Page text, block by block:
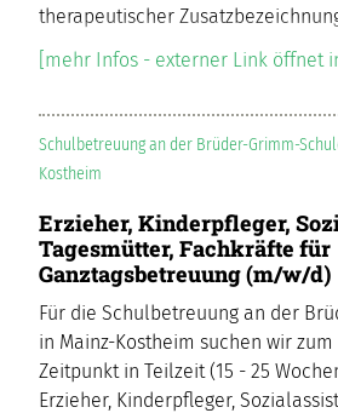
therapeutischer
[mehr Infos - externer Link öffnet
Schulbetreuung an der Brüder-Grimm-
Kostheim
Erzieher, Kinderpfleger,
Tagesmütter, Fachkräfte für
Ganztagsbetreuung (m/w/d)
Für die Schulbetreuung an der
in Mainz-Kostheim suchen wir
Zeitpunkt in Teilzeit (15 - 25
Erzieher, Kinderpfleger,